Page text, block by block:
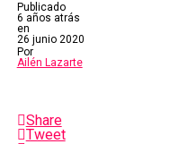
Publicado
6 años atrás
en
26 junio 2020
Por
Ailén Lazarte
Share
Tweet